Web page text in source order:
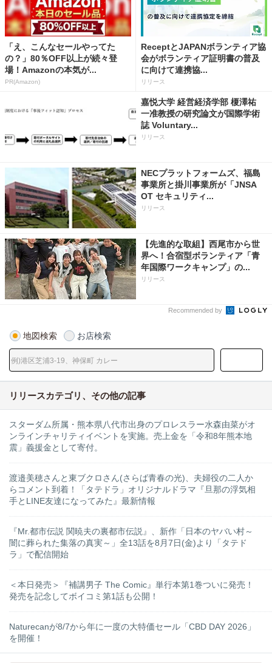
「え、こんなセールやってた
の？」80％OFF以上が続々登
場！Amazonの本気が...
PR(Amazon)
ReceptとJAPANボランティア協
会がボランティア証明書の普及
に向けて連携協...
リリース
嘉悦大学 経営経済学部 榎澤祐
一准教授の研究論文が国際学術
誌 Voluntary...
リリース
NECプラットフォームズ、福島
事業所と掛川事業所が「JNSA
OT セキュリティ...
リリース
【先進的な取組】西尾市から世
界へ！合宿型ボランティア「青
年国際ワークキャンプ」の...
リリース
Recommended by
地図検索 お店検索
リリースカテゴリ、その他の記事
スターダム所属・熊本県八代市出身のプロレスラー水森由菜がオ
ンラインチャリティイベントを実施。売上金を「令和8年熊本地
震」義援金として寄付。
渡邉美穂さんと東ブクロさん(さらば青春の光)、夫婦役の二人か
らコメント到着！「タテドラ」オリジナルドラマ『旦那の浮気相
手とLINE友達になってみた』最新情報
『Mr.都市伝説 関暁夫の裏都市伝説』、新作「日本のヤバい村～
闇に葬られた集落の真実～」全13話を8月7日(金)より「タテド
ラ」で配信開始
＜本日発売＞『補講男子 The Comic』単行本第1巻ついに発売！
発売を記念してボイコミ第1話も公開！
Naturecanが8/7から年に一度の大特価セール「CBD DAY 2026」
を開催！